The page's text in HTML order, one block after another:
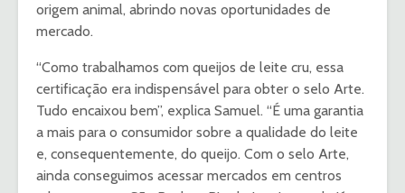
origem animal, abrindo novas oportunidades de
mercado.
“Como trabalhamos com queijos de leite cru, essa
certificação era indispensável para obter o selo Arte.
Tudo encaixou bem”, explica Samuel. “É uma garantia
a mais para o consumidor sobre a qualidade do leite
e, consequentemente, do queijo. Com o selo Arte,
ainda conseguimos acessar mercados em centros